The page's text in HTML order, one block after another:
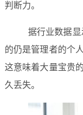
判断力。
据行业数据
的仍是管理者的个
这意味着大量宝贵
久丢失。